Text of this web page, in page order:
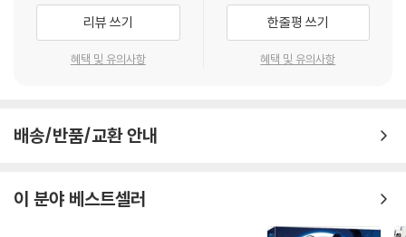
이때 의제 장취산과 은소소 부부는 6대문파에게 사손의 행방을 추궁당하
게 될까봐 할 수 없이 금모사왕과 함께 빙하도로 피신하여 다시는 강호에
모습을 드러내지 않았다. 이후 10년이 지나도 세상의 누구도 도룡도의 숨
고 금모사왕의 거처를 요구하다가 뜻대로 되지 않자 현명신장이라는 무서
상 이들은 축하보다는 '도룡도'을 소유하여 무림을 재패하기 위해 금모사
왕의 거처에 관심이 있을 뿐이다. 하지만 이를 알려줄 리 없는 장취산 내외
리뷰 쓰기
혜택 및 유의사항
한줄평 쓰기
혜택 및 유의사항
배송/반품/교환 안내
이 분야 베스트셀러